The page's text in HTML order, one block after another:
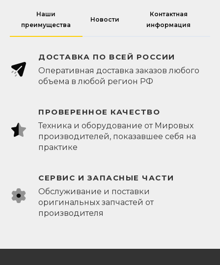
Наши
преимущества
Новости
Контактная
информация
ДОСТАВКА ПО ВСЕЙ РОССИИ
Оперативная доставка заказов любого
объема в любой регион РФ
ПРОВЕРЕННОЕ КАЧЕСТВО
Техника и оборудование от Мировых
производителей, показавшее себя на
практике
СЕРВИС И ЗАПАСНЫЕ ЧАСТИ
Обслуживание и поставки
оригинальных запчастей от
производителя